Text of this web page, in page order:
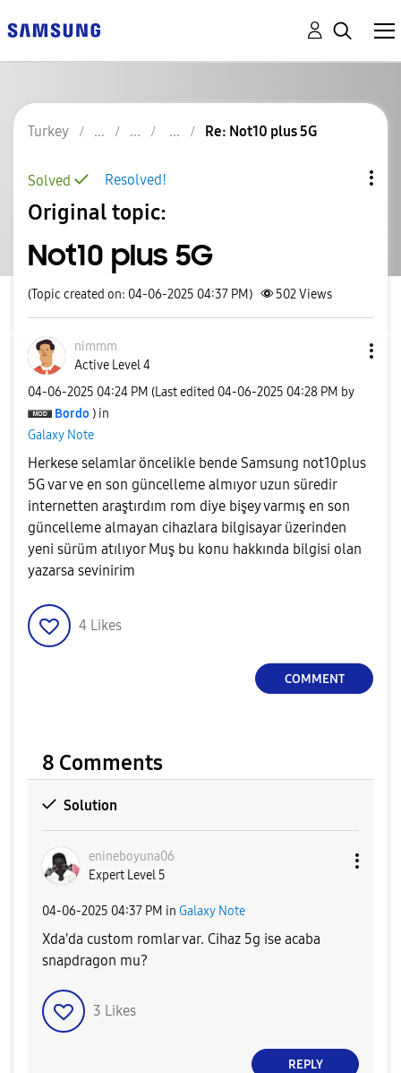
Turkey Re: Not10 plus 5G
Resolved!
Solved
Original topic:
Not10 plus 5G
(Topic created on: 04-06-2025 04:37 PM) 502Views
nimmm
Active Level 4
‎04-06-2025 04:24 PM (Last edited ‎04-06-2025 04:28 PM by
Bordo ) in
Galaxy Note
Herkese selamlar öncelikle bende Samsung not10plus
5G var ve en son güncelleme almıyor uzun süredir
internetten araştırdım rom diye bişey varmış en son
güncelleme almayan cihazlara bilgisayar üzerinden
yeni sürüm atılıyor Muş bu konu hakkında bilgisi olan
yazarsa sevinirim
4 Likes
COMMENT
8 Comments
Solution
enineboyuna06
Expert Level 5
‎04-06-2025 04:37 PM in Galaxy Note
Xda'da custom romlar var. Cihaz 5g ise acaba
snapdragon mu?
3 Likes
REPLY